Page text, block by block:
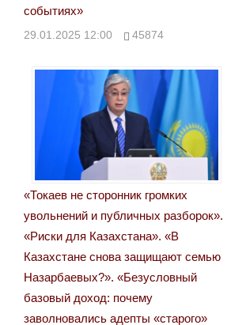
событиях»
29.01.2025 12:00 45874
«Токаев не сторонник громких
увольнений и публичных разборок».
«Риски для Казахстана». «В
Казахстане снова защищают семью
Назарбаевых?». «Безусловный
базовый доход: почему
заволновались адепты «старого»